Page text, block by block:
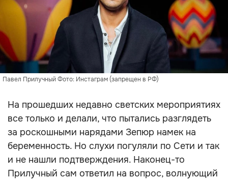
Павел Прилучный Фото: Инстаграм (запрещен в РФ)
На прошедших недавно светских мероприятиях
все только и делали, что пытались разглядеть
за роскошными нарядами Зепюр намек на
беременность. Но слухи погуляли по Сети и так
и не нашли подтверждения. Наконец-то
Прилучный сам ответил на вопрос, волнующий